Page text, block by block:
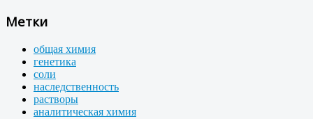
Метки
общая химия
генетика
соли
наследственность
растворы
аналитическая химия